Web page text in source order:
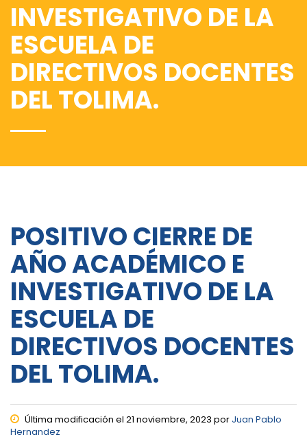
INVESTIGATIVO DE LA
ESCUELA DE
DIRECTIVOS DOCENTES
DEL TOLIMA.
POSITIVO CIERRE DE
AÑO ACADÉMICO E
INVESTIGATIVO DE LA
ESCUELA DE
DIRECTIVOS DOCENTES
DEL TOLIMA.
Última modificación el 21 noviembre, 2023 por Juan Pablo
Hernandez